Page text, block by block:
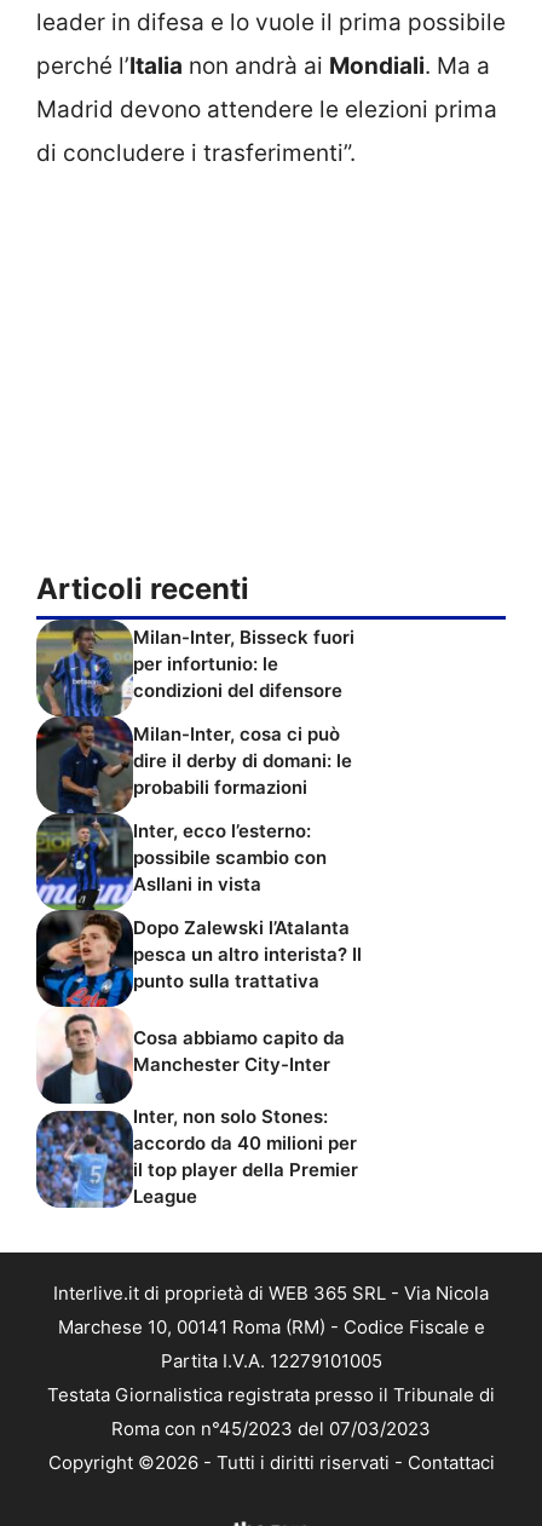
leader in difesa e lo vuole il prima possibile
perché l’Italia non andrà ai Mondiali. Ma a
Madrid devono attendere le elezioni prima
di concludere i trasferimenti”.
Articoli recenti
Milan-Inter, Bisseck fuori
per infortunio: le
condizioni del difensore
Milan-Inter, cosa ci può
dire il derby di domani: le
probabili formazioni
Inter, ecco l’esterno:
possibile scambio con
Asllani in vista
Dopo Zalewski l’Atalanta
pesca un altro interista? Il
punto sulla trattativa
Cosa abbiamo capito da
Manchester City-Inter
Inter, non solo Stones:
accordo da 40 milioni per
il top player della Premier
League
Interlive.it di proprietà di WEB 365 SRL - Via Nicola
Marchese 10, 00141 Roma (RM) - Codice Fiscale e
Partita I.V.A. 12279101005
Testata Giornalistica registrata presso il Tribunale di
Roma con n°45/2023 del 07/03/2023
Copyright ©2026 - Tutti i diritti riservati - Contattaci